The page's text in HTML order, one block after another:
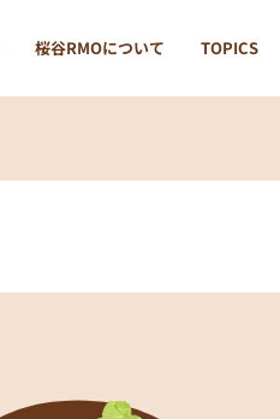
桜谷RMOについて TOPICS